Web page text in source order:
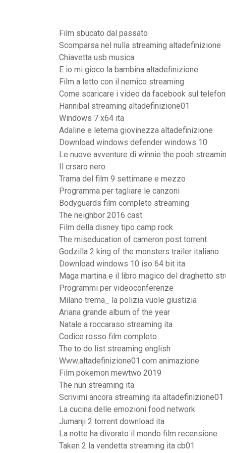
Film sbucato dal passato
Scomparsa nel nulla streaming altadefinizione
Chiavetta usb musica
E io mi gioco la bambina altadefinizione
Film a letto con il nemico streaming
Come scaricare i video da facebook sul
Hannibal streaming altadefinizione01
Windows 7 x64 ita
Adaline e leterna giovinezza altadefinizione
Download windows defender windows 10
Le nuove avventure di winnie the pooh
Il crsaro nero
Trama del film 9 settimane e mezzo
Programma per tagliare le canzoni
Bodyguards film completo streaming
The neighbor 2016 cast
Film della disney tipo camp rock
The miseducation of cameron post torrent
Godzilla 2 king of the monsters trailer italiano
Download windows 10 iso 64 bit ita
Maga martina e il libro magico del draghetto
Programmi per videoconferenze
Milano trema_ la polizia vuole giustizia
Ariana grande album of the year
Natale a roccaraso streaming ita
Codice rosso film completo
The to do list streaming english
Www.altadefinizione01.com animazione
Film pokemon mewtwo 2019
The nun streaming ita
Scrivimi ancora streaming ita altadefinizione01
La cucina delle emozioni food network
Jumanji 2 torrent download ita
La notte ha divorato il mondo film recensione
Taken 2 la vendetta streaming ita cb01